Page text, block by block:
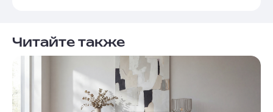
Читайте также